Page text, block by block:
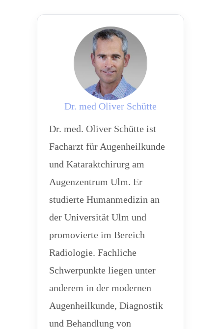
Dr. med Oliver Schütte
Dr. med. Oliver Schütte ist
Facharzt für Augenheilkunde
und Kataraktchirurg am
Augenzentrum Ulm. Er
studierte Humanmedizin an
der Universität Ulm und
promovierte im Bereich
Radiologie. Fachliche
Schwerpunkte liegen unter
anderem in der modernen
Augenheilkunde, Diagnostik
und Behandlung von